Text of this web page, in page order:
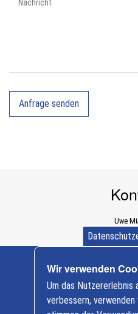
Uwe
Dürener
D-
Cookie-
Einstellungen
Wir verwenden
Um das Nutzererlebnis
verbessern, verwenden